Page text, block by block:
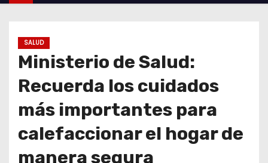
o
SALUD
Ministerio de Salud:
Recuerda los cuidados
más importantes para
calefaccionar el hogar de
manera segura